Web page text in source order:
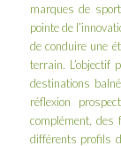
marques de
pointe de
de conduire une
terrain. L’objectif
destinations
réflexion
complément,
différents profils